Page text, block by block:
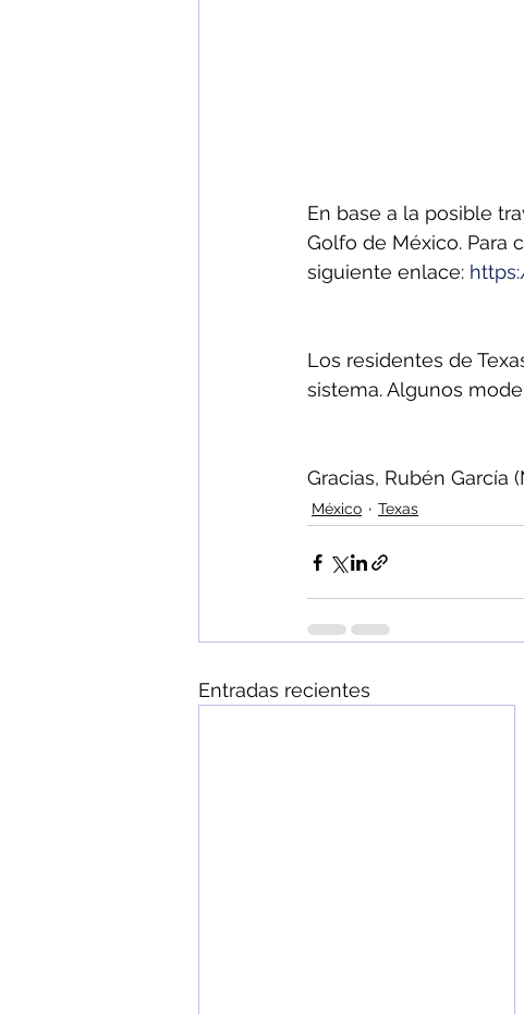
En base a la posible
Golfo de México. Para
siguiente enlace:
Los residentes de
sistema. Algunos
Gracias, Rubén García
México Texas
Entradas recientes